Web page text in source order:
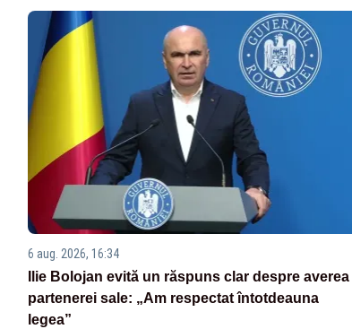
6 aug. 2026, 16:34
Ilie Bolojan evită un răspuns clar despre averea
partenerei sale: „Am respectat întotdeauna
legea”